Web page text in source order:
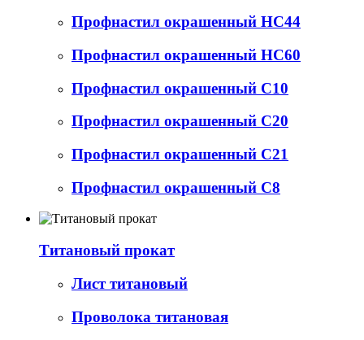
Профнастил окрашенный НС44
Профнастил окрашенный НС60
Профнастил окрашенный С10
Профнастил окрашенный С20
Профнастил окрашенный С21
Профнастил окрашенный С8
Титановый прокат
Лист титановый
Проволока титановая